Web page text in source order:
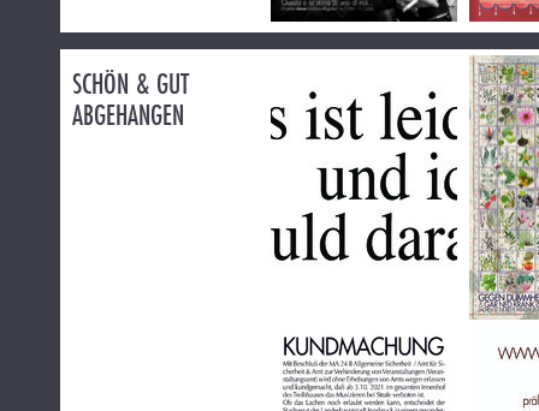
SCHÖN & GUT
ABGEHANGEN